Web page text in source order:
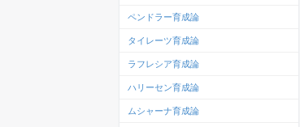
ペンドラー育成論
タイレーツ育成論
ラフレシア育成論
ハリーセン育成論
ムシャーナ育成論